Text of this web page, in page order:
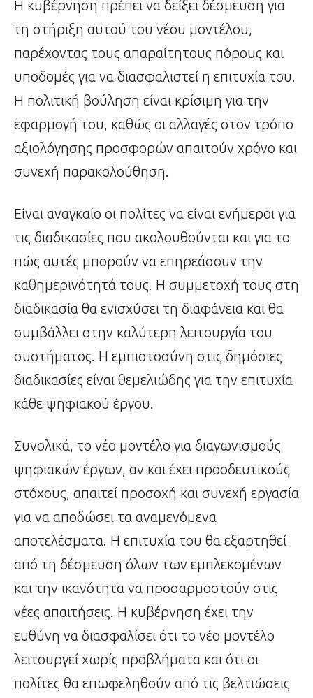
Η κυβέρνηση πρέπει να δείξει δέσμευση για
τη στήριξη αυτού του νέου μοντέλου,
παρέχοντας τους απαραίτητους πόρους και
υποδομές για να διασφαλιστεί η επιτυχία του.
Η πολιτική βούληση είναι κρίσιμη για την
εφαρμογή του, καθώς οι αλλαγές στον τρόπο
αξιολόγησης προσφορών απαιτούν χρόνο και
συνεχή παρακολούθηση.
Είναι αναγκαίο οι πολίτες να είναι ενήμεροι για
τις διαδικασίες που ακολουθούνται και για το
πώς αυτές μπορούν να επηρεάσουν την
καθημερινότητά τους. Η συμμετοχή τους στη
διαδικασία θα ενισχύσει τη διαφάνεια και θα
συμβάλλει στην καλύτερη λειτουργία του
συστήματος. Η εμπιστοσύνη στις δημόσιες
διαδικασίες είναι θεμελιώδης για την επιτυχία
κάθε ψηφιακού έργου.
Συνολικά, το νέο μοντέλο για διαγωνισμούς
ψηφιακών έργων, αν και έχει προοδευτικούς
στόχους, απαιτεί προσοχή και συνεχή εργασία
για να αποδώσει τα αναμενόμενα
αποτελέσματα. Η επιτυχία του θα εξαρτηθεί
από τη δέσμευση όλων των εμπλεκομένων
και την ικανότητα να προσαρμοστούν στις
νέες απαιτήσεις. Η κυβέρνηση έχει την
ευθύνη να διασφαλίσει ότι το νέο μοντέλο
λειτουργεί χωρίς προβλήματα και ότι οι
πολίτες θα επωφεληθούν από τις βελτιώσεις